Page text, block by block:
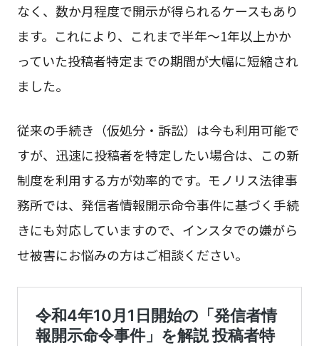
なく、数か月程度で開示が得られるケースもあり
ます。これにより、これまで半年〜1年以上かか
っていた投稿者特定までの期間が大幅に短縮され
ました。
従来の手続き（仮処分・訴訟）は今も利用可能で
すが、迅速に投稿者を特定したい場合は、この新
制度を利用する方が効率的です。モノリス法律事
務所では、発信者情報開示命令事件に基づく手続
きにも対応していますので、インスタでの嫌がら
せ被害にお悩みの方はご相談ください。